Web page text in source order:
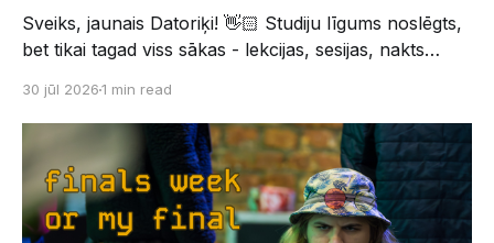
Sveiks, jaunais Datoriķi! 👋🏻 Studiju līgums noslēgts,
bet tikai tagad viss sākas - lekcijas, sesijas, nakts
Un kas gan būtu labāks veids, kā iepazīt savu jauno
dzīvi LU EZTF datoriķu vidē, par došanos uz
leģendāro “Sējienu”? 🐱 Šī pirmsaristoteļa nometne
palīdzēs tev iegūt pirmos draugus, ieskatu studenta
30 jūl 20261 min read